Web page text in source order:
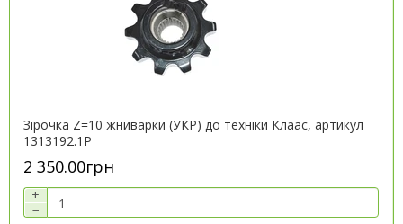
Зірочка Z=10 жниварки (УКР) до техніки Клаас, артикул
1313192.1P
2 350.00грн
+
−